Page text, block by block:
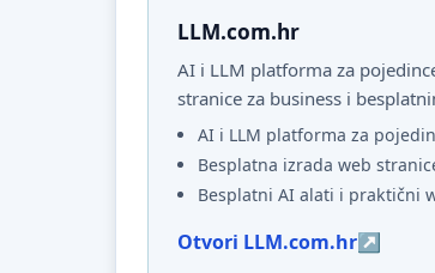
LLM.com.hr
AI i LLM platforma za
stranice za business i
AI i LLM platforma za
Besplatna izrada web
Besplatni AI alati i praktični
Otvori LLM.com.hr